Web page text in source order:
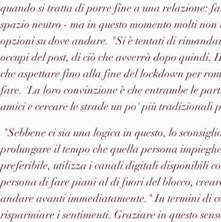
quando si tratta di porre fine a una relazione:
spazio neutro - ma in questo momento molti
opzioni su dove andare. "Si è tentati di
occupi del post, di ciò che avverrà dopo quindi.
che aspettare fino alla fine del lockdown per
fare. 'La loro convinzione è che entrambe le
amici e cercare le strade un po' più tradizionali
prolungare il tempo che quella persona
preferibile, utilizza i canali digitali disponibili
persona di fare piani al di fuori del blocco,
andare avanti immediatamente." In termini di
risparmiare i sentimenti. Graziare in questo